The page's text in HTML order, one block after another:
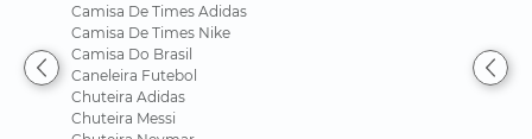
Camisa De Times Adidas
Camisa De Times Nike
Camisa Do Brasil
Caneleira Futebol
Chuteira Adidas
Chuteira Messi